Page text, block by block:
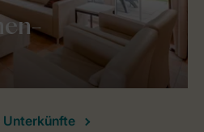
Unterkünfte